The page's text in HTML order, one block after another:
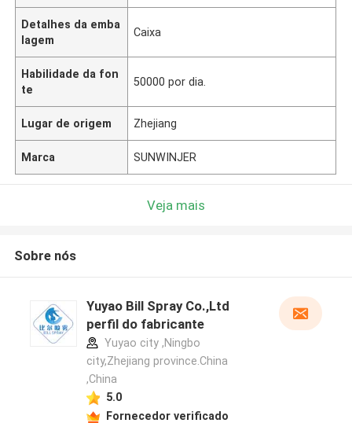
Detalhes da emba
lagem
Caixa
Habilidade da fon
te
50000 por dia.
Lugar de origem Zhejiang
Marca SUNWINJER
Veja mais
Sobre nós
Yuyao Bill Spray Co.,Ltd
perfil do fabricante
Yuyao city ,Ningbo
city,Zhejiang province.China
,China
5.0
Fornecedor verificado